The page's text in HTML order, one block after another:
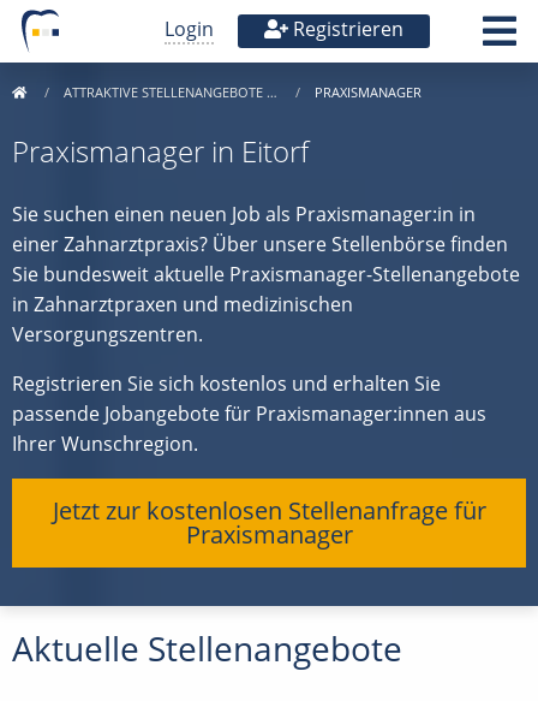
Login Registrieren
ATTRAKTIVE STELLENANGEBOTE … PRAXISMANAGER
Praxismanager in Eitorf
Sie suchen einen neuen Job als Praxismanager:in in
einer Zahnarztpraxis? Über unsere Stellenbörse finden
Sie bundesweit aktuelle Praxismanager-Stellenangebote
in Zahnarztpraxen und medizinischen
Versorgungszentren.
Registrieren Sie sich kostenlos und erhalten Sie
passende Jobangebote für Praxismanager:innen aus
Ihrer Wunschregion.
Jetzt zur kostenlosen Stellenanfrage für
Praxismanager
Aktuelle Stellenangebote